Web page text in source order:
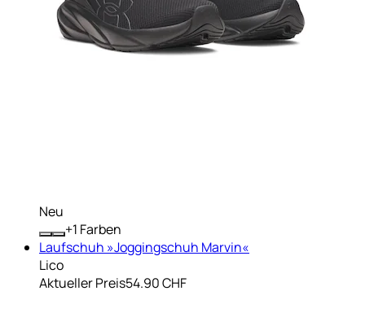
Neu
+ Farben
Laufschuh »Joggingschuh Marvin«
Lico
Aktueller Preis54.90 CHF